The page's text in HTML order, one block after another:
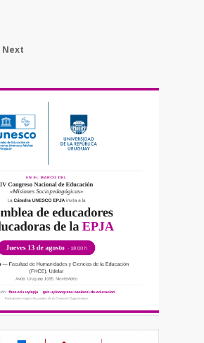
Next
EPJA convoca a la
educadoras y educadores de